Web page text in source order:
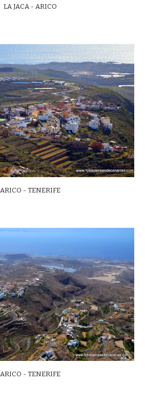
LA JACA - ARICO
ARICO - TENERIFE
ARICO - TENERIFE